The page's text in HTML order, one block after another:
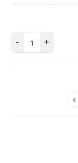
- Počet položek
+
položek